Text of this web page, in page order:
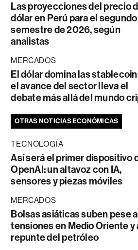
Las proyecciones del precio
dólar en Perú para el segundo
semestre de 2026, según
analistas
MERCADOS
El dólar domina las
el avance del sector lleva el
debate más allá del mundo
OTRAS NOTICIAS ECONÓMICAS
TECNOLOGÍA
Así será el primer dispositivo
OpenAI: un altavoz con IA,
sensores y piezas móviles
MERCADOS
Bolsas asiáticas suben pese a
tensiones en Medio Oriente y
repunte del petróleo